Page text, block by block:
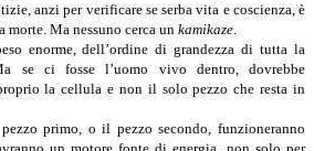
anzi per verificare se serba vita e coscienza, è
morte. Ma nessuno cerca un kamikaze.
enorme, dell’ordine di grandezza di tutta la
se ci fosse l’uomo vivo dentro, dovrebbe
la cellula e non il solo pezzo che resta in
primo, o il pezzo secondo, funzioneranno